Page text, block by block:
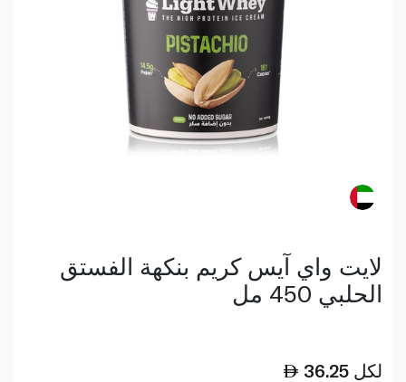
لايت واي آيس كريم بنكهة الفستق
الحلبي 450 مل
36.25 لكل